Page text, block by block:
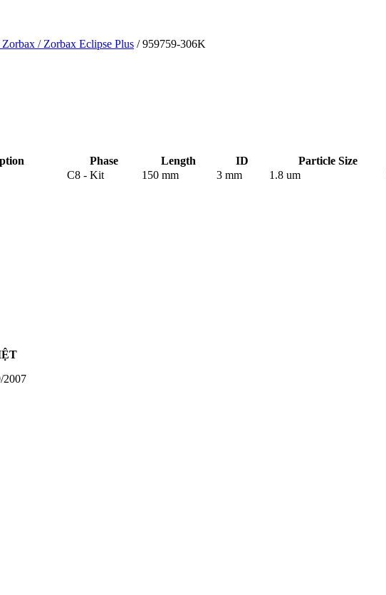
Zorbax / Zorbax Eclipse Plus / 959759-306K
Phase Length ID Particle Size
C8 - Kit 150 mm 3 mm 1.8 um
2007